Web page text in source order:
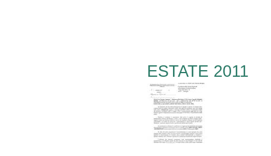
ESTATE 2011